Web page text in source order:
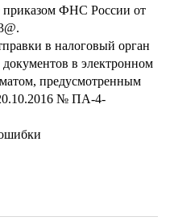
приказом ФНС России от
в налоговый орган
в электронном
предусмотренным
№ ПА-4-